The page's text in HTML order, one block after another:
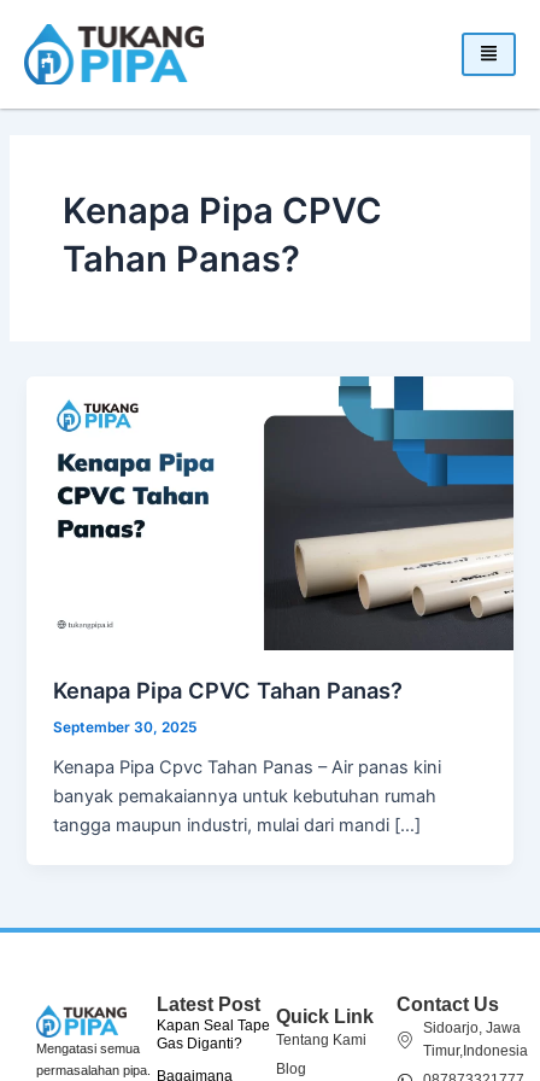
content
Kenapa Pipa CPVC
Tahan Panas?
Kenapa Pipa CPVC Tahan Panas?
September 30, 2025
Kenapa Pipa Cpvc Tahan Panas – Air panas kini
banyak pemakaiannya untuk kebutuhan rumah
tangga maupun industri, mulai dari mandi […]
Mengatasi semua
permasalahan pipa.
Latest Post
Kapan Seal Tape
Gas Diganti?
Bagaimana
Quick Link
Tentang Kami
Blog
Contact Us
Sidoarjo, Jawa
Timur,Indonesia